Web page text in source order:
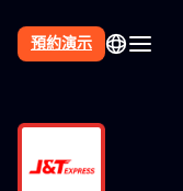
預約演示